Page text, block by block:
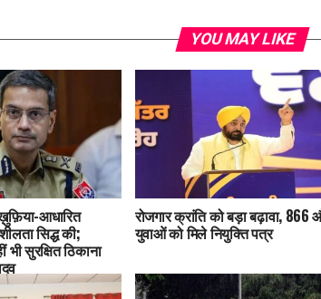
YOU MAY LIKE
आधारित
सिद्ध की;
सुरक्षित ठिकाना
रोजगार क्रांति को बड़ा बढ़ावा, 866
युवाओं को मिले नियुक्ति पत्र